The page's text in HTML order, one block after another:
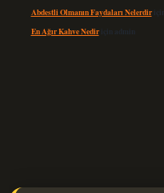
Abdestli Olmanın Faydaları Nelerdiriçin
En Ağır Kahve Nediriçin admin